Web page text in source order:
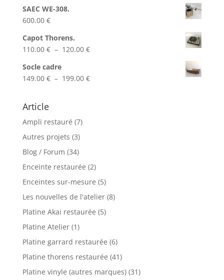
SAEC WE-308.
600.00 €
Capot Thorens.
110.00 € – 120.00 €Plage
110.00 €
Socle cadre
149.00 € – 199.00 €Plage
Article
Ampli restauré (7)
Autres projets (3)
Blog / Forum (34)
Enceinte restaurée (2)
Enceintes sur-mesure (5)
Les nouvelles de l'atelier(8)
Platine Akai restaurée (5)
Platine Atelier(1)
Platine garrard restaurée (6)
Platine thorens restaurée (41)
Platine vinyle (autres marques)(31)